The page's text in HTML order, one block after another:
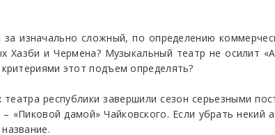
изначально сложный, по определению
и Чермена? Музыкальный театр не осилит
этот подъем определять?
республики завершили сезон серьезными
«Пиковой дамой» Чайковского. Если убрать